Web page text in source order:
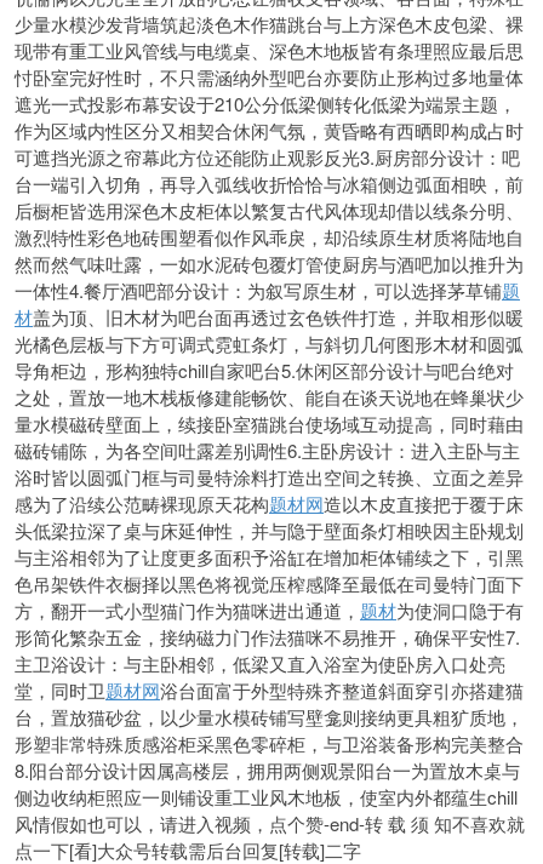
少量水模沙发背墙筑起淡色木作猫跳台与上方深色木皮包梁、裸
现带有重工业风管线与电缆桌、深色木地板皆有条理照应最后思
忖卧室完好性时，不只需涵纳外型吧台亦要防止形构过多地量体
遮光一式投影布幕安设于210公分低梁侧转化低梁为端景主题，
作为区域内性区分又相契合休闲气氛，黄昏略有西晒即构成占时
可遮挡光源之帘幕此方位还能防止观影反光3.厨房部分设计：吧
台一端引入切角，再导入弧线收折恰恰与冰箱侧边弧面相映，前
后橱柜皆选用深色木皮柜体以繁复古代风体现却借以线条分明、
激烈特性彩色地砖围塑看似作风乖戾，却沿续原生材质将陆地自
然而然气味吐露，一如水泥砖包覆灯管使厨房与酒吧加以推升为
一体性4.餐厅酒吧部分设计：为叙写原生材，可以选择茅草铺题
材盖为顶、旧木材为吧台面再透过玄色铁件打造，并取相形似暖
光橘色层板与下方可调式霓虹条灯，与斜切几何图形木材和圆弧
导角柜边，形构独特chill自家吧台5.休闲区部分设计与吧台绝对
之处，置放一地木栈板修建能畅饮、能自在谈天说地在蜂巢状少
量水模磁砖壁面上，续接卧室猫跳台使场域互动提高，同时藉由
磁砖铺陈，为各空间吐露差别调性6.主卧房设计：进入主卧与主
浴时皆以圆弧门框与司曼特涂料打造出空间之转换、立面之差异
感为了沿续公范畴裸现原天花构题材网造以木皮直接把于覆于床
头低梁拉深了桌与床延伸性，并与隐于壁面条灯相映因主卧规划
与主浴相邻为了让度更多面积予浴缸在增加柜体铺续之下，引黑
色吊架铁件衣橱择以黑色将视觉压榨感降至最低在司曼特门面下
方，翻开一式小型猫门作为猫咪进出通道， 题材为使洞口隐于有
形简化繁杂五金，接纳磁力门作法猫咪不易推开，确保平安性7.
主卫浴设计：与主卧相邻，低梁又直入浴室为使卧房入口处亮
堂，同时卫题材网浴台面富于外型特殊齐整道斜面穿引亦搭建猫
台，置放猫砂盆，以少量水模砖铺写壁龛则接纳更具粗犷质地，
形塑非常特殊质感浴柜采黑色零碎柜，与卫浴装备形构完美整合
8.阳台部分设计因属高楼层，拥用两侧观景阳台一为置放木桌与
侧边收纳柜照应一则铺设重工业风木地板，使室内外都蕴生chill
风情假如也可以，请进入视频，点个赞-end-转 载 须 知不喜欢就
点一下[看]大众号转载需后台回复[转载]二字